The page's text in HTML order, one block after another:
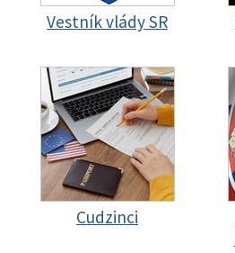
Vestník vlády SR
Cudzinci